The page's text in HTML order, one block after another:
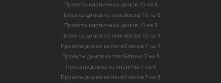
Проекты кирпичных домов 10 на 8
Проекты домов из пеноблокв 10 на 8
Проекты кирпичных домов 10 на 9
Проекты домов из пеноблокв 10 на 9
Проекты домов из пеноблоков 7 на 7
Проекты домов из газобетона 7 на 8
Проекты домов из кирпича 7 на 8
Проекты домов из пеноблоков 7 на 8